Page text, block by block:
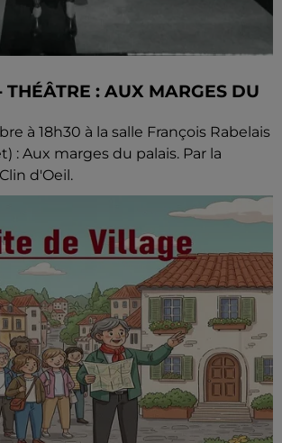
THÉÂTRE : AUX MARGES DU
à 18h30 à la salle François Rabelais
: Aux marges du palais. Par la
d'Oeil.